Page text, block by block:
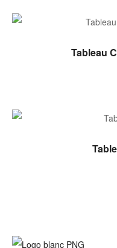
Tableau